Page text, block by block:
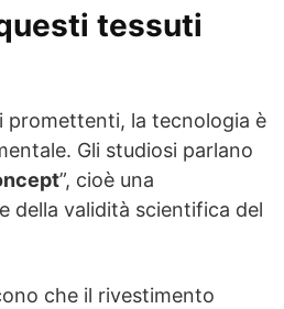
tessuti
promettenti, la tecnologia è
Gli studiosi parlano
”, cioè una
della validità scientifica del
che il rivestimento